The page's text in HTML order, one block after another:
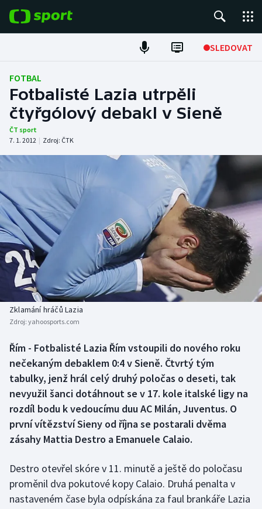
SLEDOVAT
Fotbal
Hokej
Tenis
Atletika
Cyklistika
DALŠÍ SPORTY
Americký fotbal
Baseball a softbal
Basketbal
Biatlon
Boby a skeleton
Box
Curling
Dostihy
Florbal
Futsal
NEPŘEHLÉDNĚTE
Soutěže
Historické návraty
Aplikace ČT sport
AZ kvíz
FOTBAL
Fotbalisté Lazia utrpěli
čtyřgólový debakl v Sieně
ČT sport
7. 1. 2012 | Zdroj: ČTK
Zklamání hráčů Lazia
Zdroj: yahoosports.com
Řím - Fotbalisté Lazia Řím vstoupili do nového roku
nečekaným debaklem 0:4 v Sieně. Čtvrtý tým
tabulky, jenž hrál celý druhý poločas o deseti, tak
nevyužil šanci dotáhnout se v 17. kole italské ligy na
rozdíl bodu k vedoucímu duu AC Milán, Juventus. O
první vítězství Sieny od října se postarali dvěma
zásahy Mattia Destro a Emanuele Calaio.
Destro otevřel skóre v 11. minutě a ještě do poločasu
proměnil dva pokutové kopy Calaio. Druhá penalta v
nastaveném čase byla odpískána za faul brankáře Lazia